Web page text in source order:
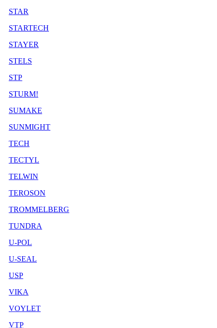
STAR
STARTECH
STAYER
STELS
STP
STURM!
SUMAKE
SUNMIGHT
TECH
TECTYL
TELWIN
TEROSON
TROMMELBERG
TUNDRA
U-POL
U-SEAL
USP
VIKA
VOYLET
VTP